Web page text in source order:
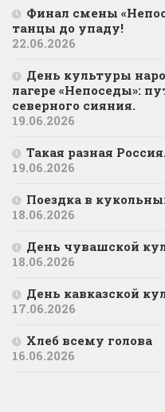
Финал смены
танцы до упаду!
22.06.2026
День культуры
лагере «Непоседы»:
северного сияния.
19.06.2026
Такая разная
19.06.2026
Поездка в
18.06.2026
День чувашской
18.06.2026
День кавказской
17.06.2026
Хлеб всему голова
16.06.2026